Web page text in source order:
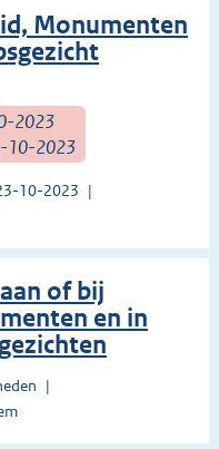
Monumenten
2023
10-2023
10-2023
of bij
en in